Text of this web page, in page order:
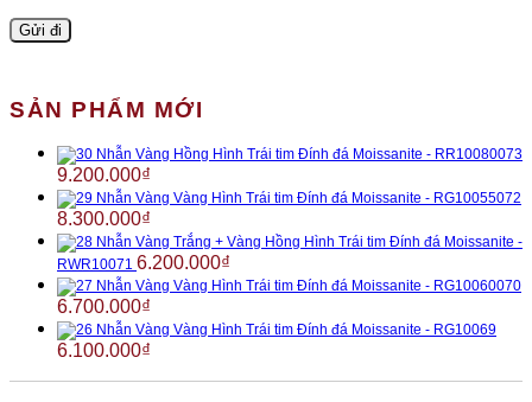
SẢN PHẨM MỚI
Nhẫn Vàng Hồng Hình Trái tim Đính đá Moissanite - RR10080073
9.200.000₫
Nhẫn Vàng Vàng Hình Trái tim Đính đá Moissanite - RG10055072
8.300.000₫
Nhẫn Vàng Trắng + Vàng Hồng Hình Trái tim Đính đá Moissanite -
RWR10071 6.200.000₫
Nhẫn Vàng Vàng Hình Trái tim Đính đá Moissanite - RG10060070
6.700.000₫
Nhẫn Vàng Vàng Hình Trái tim Đính đá Moissanite - RG10069
6.100.000₫